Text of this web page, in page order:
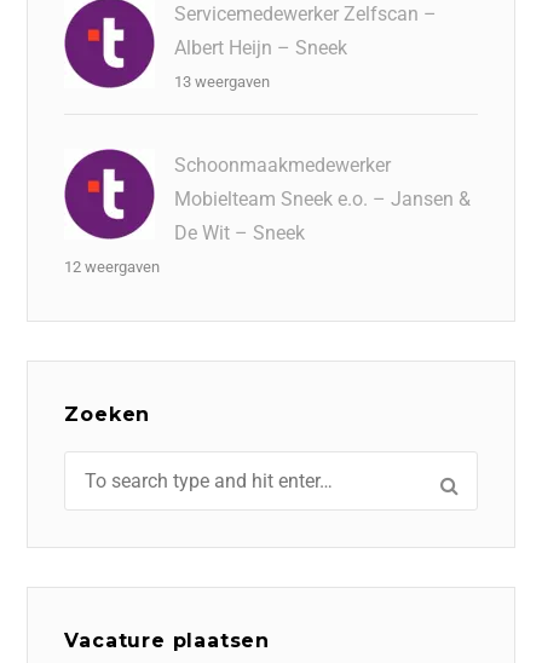
Servicemedewerker Zelfscan –
Albert Heijn – Sneek
13 weergaven
Schoonmaakmedewerker
Mobielteam Sneek e.o. – Jansen &
De Wit – Sneek
12 weergaven
Zoeken
Vacature plaatsen